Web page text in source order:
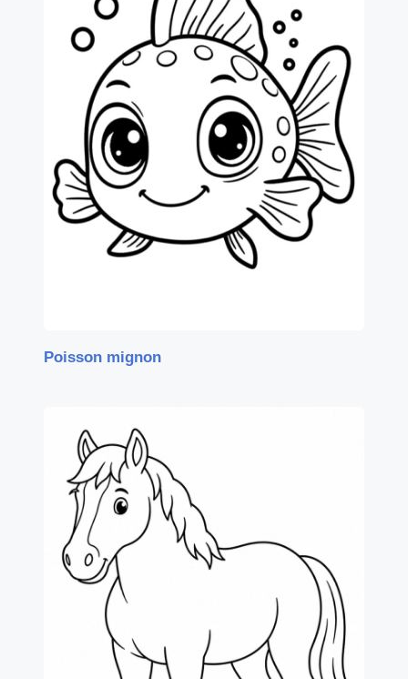
Poisson mignon